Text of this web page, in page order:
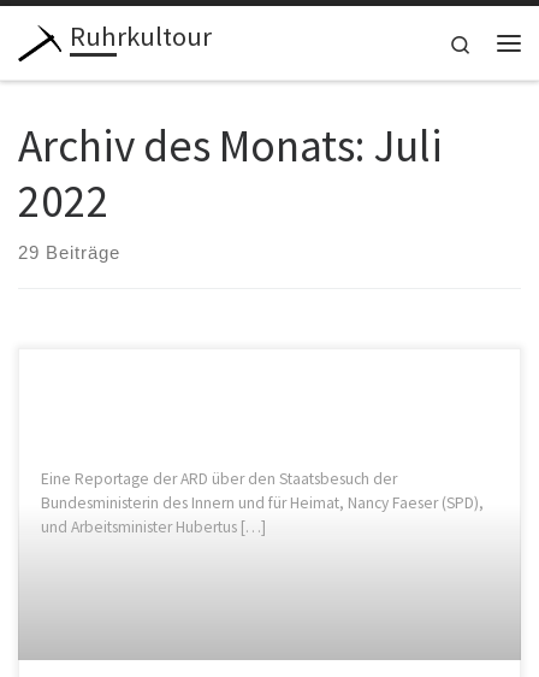
Zum Inhalt springen
Ruhrkultour
Search
Archiv des Monats: Juli
2022
29 Beiträge
Eine Reportage der ARD über den Staatsbesuch der
Bundesministerin des Innern und für Heimat, Nancy Faeser (SPD),
und Arbeitsminister Hubertus […]